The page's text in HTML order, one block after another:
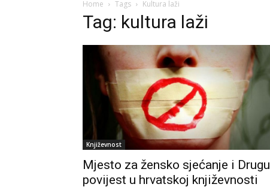
Home Tags Kultura laži
Tag: kultura laži
Književnost
Mjesto za žensko sjećanje i Drugu
povijest u hrvatskoj književnosti